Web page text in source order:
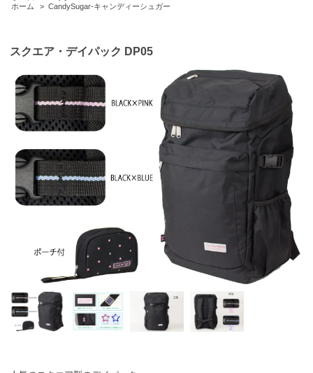
ホーム
> CandySugar-キャンディーシュガー
スクエア・デイパック DP05